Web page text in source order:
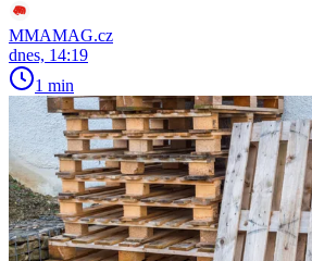
MMAMAG.cz
dnes, 14:19
1 min